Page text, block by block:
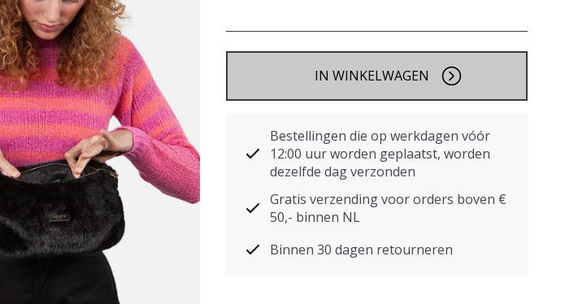
IN WINKELWAGEN
Bestellingen die op werkdagen vóór
12:00 uur worden geplaatst, worden
dezelfde dag verzonden
Gratis verzending voor orders boven €
50,- binnen NL
Binnen 30 dagen retourneren